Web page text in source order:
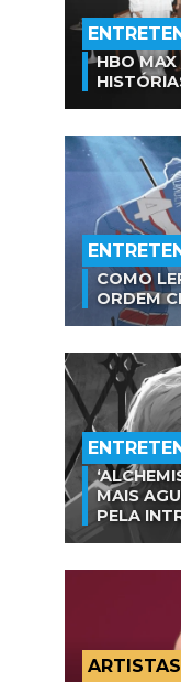
HBO MAX
COMO
ORDEM
MAIS
PELA
ARTISTAS